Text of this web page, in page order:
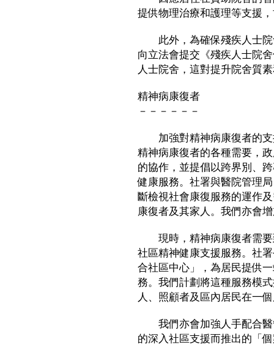
提供物理治療和護理等支援
此外，為確保殘疾人士院
向立法會提交《殘疾人士院
人士院舍，這對提升院舍質
精神病康復者
－－－－－－
加強對精神病康復者的支
精神病康復者的各種需要，
的協作，並提倡以跨界別、
健康服務。社署與醫院管理
斷檢視社會康復服務的運作
康復者及其家人。我們亦會
現時，精神病康復者需要
社區精神健康支援服務。社
合社區中心」，為居民提供
務。我們計劃將這種服務模
人、照顧者及區內居民在一
我們亦會加強人手配合醫
的深入社區支援而推出的「